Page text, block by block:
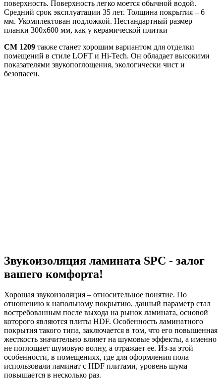
поверхность. Поверхность легко моется обычной водой.
Средний срок эксплуатации 35 лет. Толщина покрытия – 6
мм. Укомплектован подложкой. Нестандартный размер
планки 300х600 мм, как у керамической плитки
CM 1209 также станет хорошим вариантом для отделки
помещений в стиле LOFT и Hi-Tech. Он обладает высокими
показателями звукопоглощения, экологически чист и
безопасен.
Звукоизоляция ламината SPC - залог
вашего комфорта!
Хорошая звукоизоляция – относительное понятие. По
отношению к напольному покрытию, данный параметр стал
востребованным после выхода на рынок ламината, основой
которого являются плиты HDF. Особенность ламинатного
покрытия такого типа, заключается в том, что его повышенная
жесткость значительно влияет на шумовые эффекты, а именно
не поглощает шумовую волну, а отражает ее. Из-за этой
особенности, в помещениях, где для оформления пола
использовали ламинат с HDF плитами, уровень шума
повышается в несколько раз.